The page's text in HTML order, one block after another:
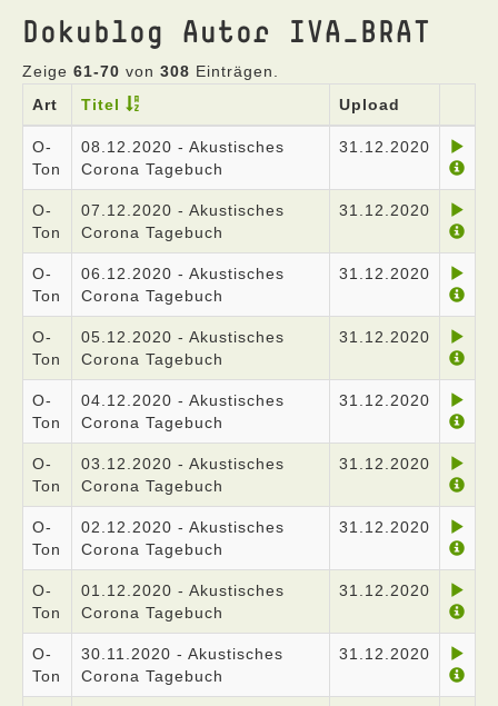
Dokublog Autor IVA_BRAT
Zeige 61-70 von 308 Einträgen.
Art
Titel Upload
O-
Ton
08.12.2020 - Akustisches
Corona Tagebuch
31.12.2020
O-
Ton
07.12.2020 - Akustisches
Corona Tagebuch
31.12.2020
O-
Ton
06.12.2020 - Akustisches
Corona Tagebuch
31.12.2020
O-
Ton
05.12.2020 - Akustisches
Corona Tagebuch
31.12.2020
O-
Ton
04.12.2020 - Akustisches
Corona Tagebuch
31.12.2020
O-
Ton
03.12.2020 - Akustisches
Corona Tagebuch
31.12.2020
O-
Ton
02.12.2020 - Akustisches
Corona Tagebuch
31.12.2020
O-
Ton
01.12.2020 - Akustisches
Corona Tagebuch
31.12.2020
O-
Ton
30.11.2020 - Akustisches
Corona Tagebuch
31.12.2020